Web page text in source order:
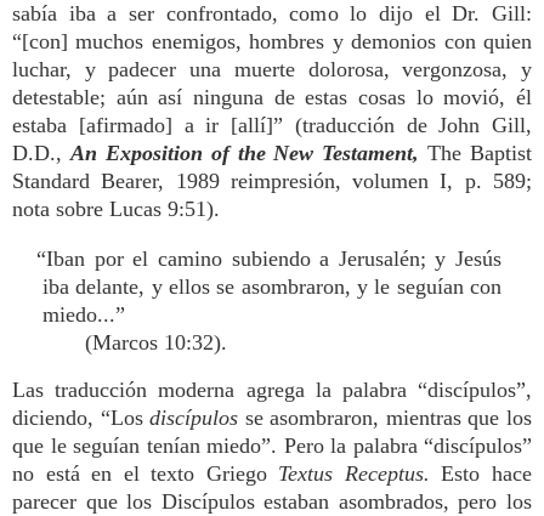
sabía iba a ser confrontado, como lo dijo el Dr. Gill:
“[con] muchos enemigos, hombres y demonios con quien
luchar, y padecer una muerte dolorosa, vergonzosa, y
detestable; aún así ninguna de estas cosas lo movió, él
estaba [afirmado] a ir [allí]” (traducción de John Gill,
D.D.,An Exposition of the New Testament, The Baptist
Standard Bearer, 1989 reimpresión, volumen I, p. 589;
nota sobre Lucas 9:51).
“Iban por el camino subiendo a Jerusalén; y Jesús
iba delante, y ellos se asombraron, y le seguían con
miedo...”
(Marcos 10:32).
Las traducción moderna agrega la palabra “discípulos”,
diciendo, “Losdiscípulos se asombraron, mientras que los
que le seguían tenían miedo”. Pero la palabra “discípulos”
no está en el texto Griego Textus Receptus. Esto hace
parecer que los Discípulos estaban asombrados, pero los